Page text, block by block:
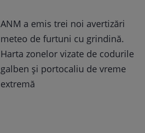
ANM a emis trei noi avertizări
meteo de furtuni cu grindină.
Harta zonelor vizate de codurile
galben și portocaliu de vreme
extremă